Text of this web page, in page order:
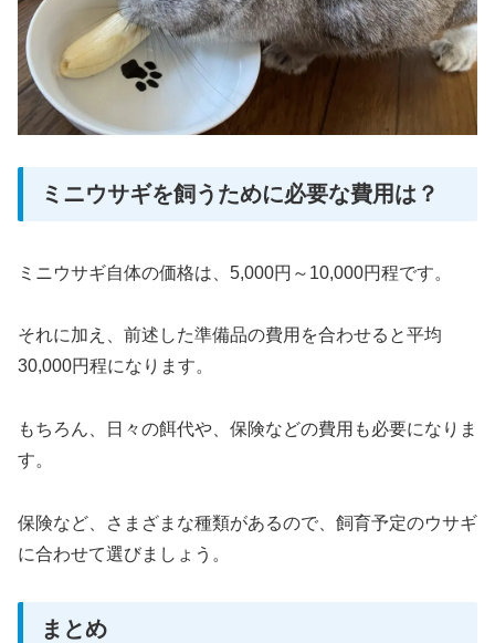
ミニウサギを飼うために必要な費用は？
ミニウサギ自体の価格は、5,000円～10,000円程です。
それに加え、前述した準備品の費用を合わせると平均
30,000円程になります。
もちろん、日々の餌代や、保険などの費用も必要になりま
す。
保険など、さまざまな種類があるので、飼育予定のウサギ
に合わせて選びましょう。
まとめ